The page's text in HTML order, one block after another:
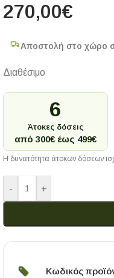
270,00€
Αποστολή στο χώρο
Διαθέσιμο
6
Άτοκες δόσεις
από 300€ έως 499€
Η δυνατότητα άτοκων δόσεων
- +
Κωδικός